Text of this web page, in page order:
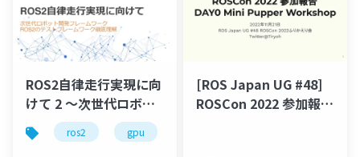
ROS2自律走行実現に向
けて 2 ～次世代ロボッ
ト開発フレームワーク
ROS2のビルドシステム
ros2 gpu
[ROS Japan UG #48]
ROSCon 2022 参加報告